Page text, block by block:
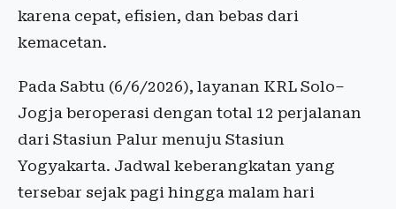
karena cepat, efisien, dan bebas dari
kemacetan.
Pada Sabtu (6/6/2026), layanan KRL Solo–
Jogja beroperasi dengan total 12 perjalanan
dari Stasiun Palur menuju Stasiun
Yogyakarta. Jadwal keberangkatan yang
tersebar sejak pagi hingga malam hari